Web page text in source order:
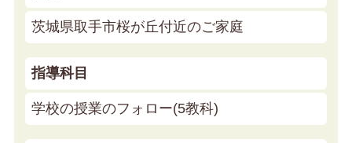
茨城県取手市桜が丘付近のご家庭
指導科目
学校の授業のフォロー(5教科)